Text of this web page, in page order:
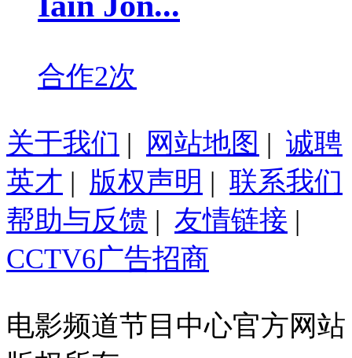
合作2次
关于我们 | 网站地图 | 诚聘
英才 | 版权声明 | 联系我们
帮助与反馈 | 友情链接 |
CCTV6广告招商
电影频道节目中心官方网站